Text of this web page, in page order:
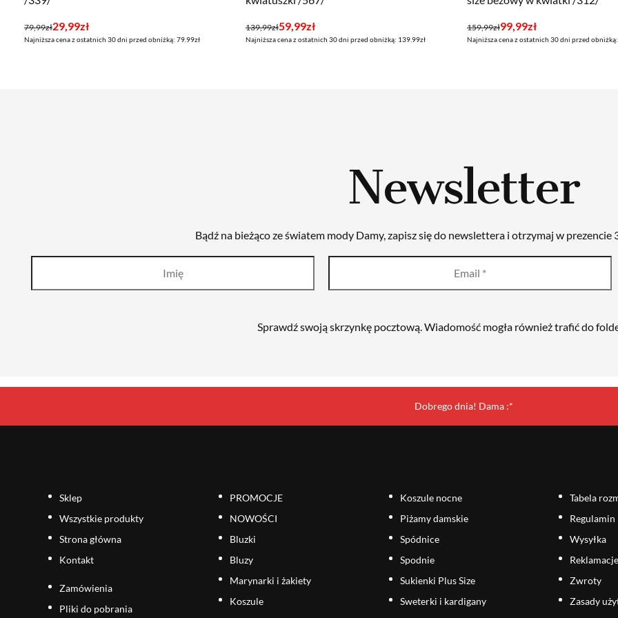
79,99zł
Pierwotna
cena
29,99zł
Aktualna
cena
Najniższa cena z ostatnich 30 dni przed obniżką: 79.99zł
139,99zł
Pierwotna
cena
59,99zł
Aktualna
cena
Najniższa cena z ostatnich 30 dni przed obniżką: 139.99zł
159,99zł
Pierwotna
cena
99,99zł
Aktualna
cena
Najniższa cena z ostatnich 30 dni przed
Newsletter
Bądź na bieżąco ze światem mody Damy, zapisz się do newslettera i otrzymaj w prezencie
Sprawdź swoją skrzynkę pocztową. Wiadomość mogła również trafić do
Dobrego dnia! Dama :*
Sklep
Wszystkie produkty
Strona główna
Kontakt
Zamówienia
Pliki do pobrania
PROMOCJE
NOWOŚCI
Bluzki
Bluzy
Marynarki i żakiety
Koszule
Koszule nocne
Piżamy damskie
Spódnice
Spodnie
Sukienki Plus Size
Sweterki i kardigany
Tabela
Regulamin
Wysyłka
Reklamacje
Zwroty
Zasady